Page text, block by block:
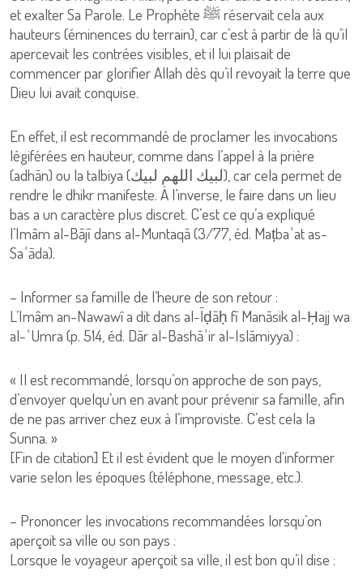
et exalter Sa Parole. Le Prophète ﷺ réservait cela aux
hauteurs (éminences du terrain), car c’est à partir de là qu’il
apercevait les contrées visibles, et il lui plaisait de
commencer par glorifier Allah dès qu’il revoyait la terre que
Dieu lui avait conquise.
En effet, il est recommandé de proclamer les invocations
légiférées en hauteur, comme dans l’appel à la prière
(adhān) ou la talbiya (لبيك اللهم لبيك), car cela permet de
rendre le dhikr manifeste. À l’inverse, le faire dans un lieu
bas a un caractère plus discret. C’est ce qu’a expliqué
l’Imâm al-Bājī dans al-Muntaqā (3/77, éd. Maṭbaʿat as-
Saʿāda).
– Informer sa famille de l’heure de son retour :
L’Imâm an-Nawawî a dit dans al-Īḍāḥ fī Manāsik al-Ḥajj wa
al-ʿUmra (p. 514, éd. Dār al-Bashāʾir al-Islāmiyya) :
« Il est recommandé, lorsqu’on approche de son pays,
d’envoyer quelqu’un en avant pour prévenir sa famille, afin
de ne pas arriver chez eux à l’improviste. C’est cela la
Sunna. »
[Fin de citation] Et il est évident que le moyen d'informer
varie selon les époques (téléphone, message, etc.).
– Prononcer les invocations recommandées lorsqu’on
aperçoit sa ville ou son pays :
Lorsque le voyageur aperçoit sa ville, il est bon qu’il dise :